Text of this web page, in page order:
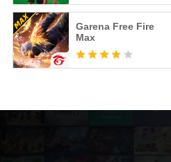
Garena Free Fire
Max